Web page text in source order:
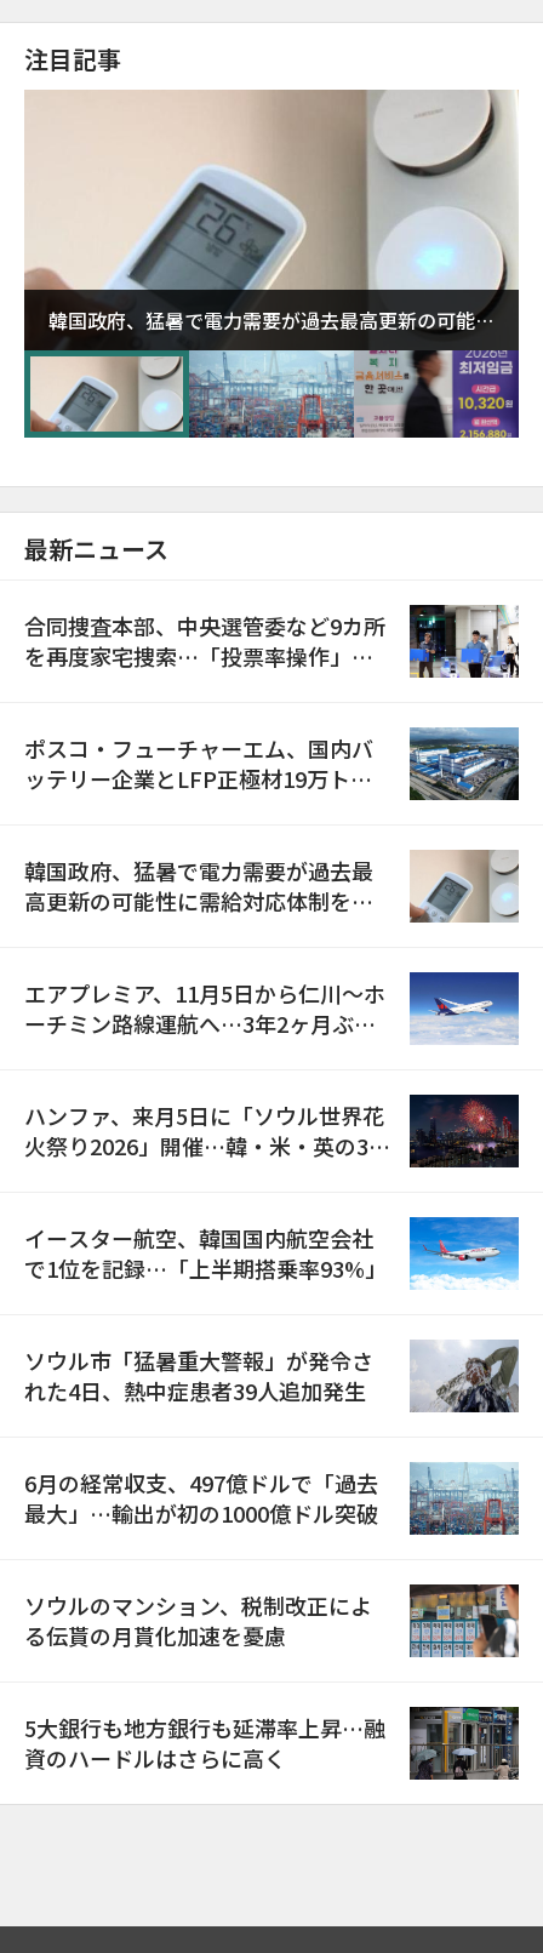
注目記事
韓国政府、猛暑で電力需要が過去最高更新の可能性
に需給対応体制を点検
最新ニュース
合同捜査本部、中央選管委など9カ所
を再度家宅捜索…「投票率操作」の
ポスコ・フューチャーエム、国内バ
ッテリー企業とLFP正極材19万トン
韓国政府、猛暑で電力需要が過去最
高更新の可能性に需給対応体制を点
エアプレミア、11月5日から仁川〜ホ
ーチミン路線運航へ…3年2ヶ月ぶり
ハンファ、来月5日に「ソウル世界花
火祭り2026」開催…韓・米・英の3カ
イースター航空、韓国国内航空会社
で1位を記録…「上半期搭乗率93%」
ソウル市「猛暑重大警報」が発令さ
れた4日、熱中症患者39人追加発生
6月の経常収支、497億ドルで「過去
最大」…輸出が初の1000億ドル突破
ソウルのマンション、税制改正によ
る伝貰の月貰化加速を憂慮
5大銀行も地方銀行も延滞率上昇…融
資のハードルはさらに高く